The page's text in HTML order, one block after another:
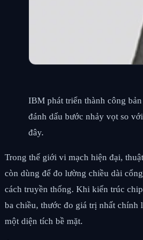
IBM phát triển thành công
đánh dấu bước nhảy vọt so
đây.
Trong thế giới vi mạch hiện đại,
còn dùng để đo lường chiều dài
cách truyền thống. Khi kiến trúc
ba chiều, thước đo giá trị nhất chính
một diện tích bề mặt.